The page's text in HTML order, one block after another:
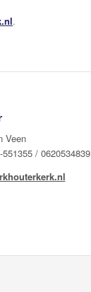
.
Veen
/ 0620534839